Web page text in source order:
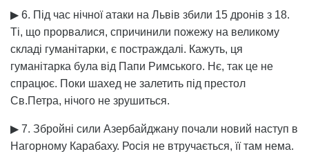
▶ 6. Під час нічної атаки на Львів збили 15 дронів з 18.
Ті, що прорвалися, спричинили пожежу на великому
складі гуманітарки, є постраждалі. Кажуть, ця
гуманітарка була від Папи Римського. Нє, так це не
спрацює. Поки шахед не залетить під престол
Св.Петра, нічого не зрушиться.
▶ 7. Збройні сили Азербайджану почали новий наступ в
Нагорному Карабаху. Росія не втручається, її там нема.